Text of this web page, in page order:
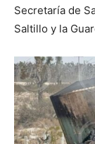
Secretaría de
Saltillo y la